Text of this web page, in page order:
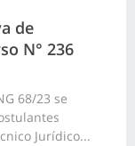
de
N° 236
68/23 se
Jurídico...